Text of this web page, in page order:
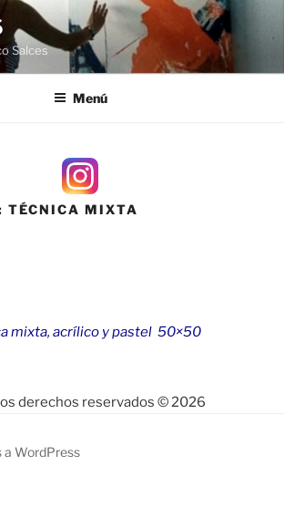
Salces
Menú
TÉCNICA MIXTA
mixta, acrílico y pastel 50×50
derechos reservados © 2026
a WordPress